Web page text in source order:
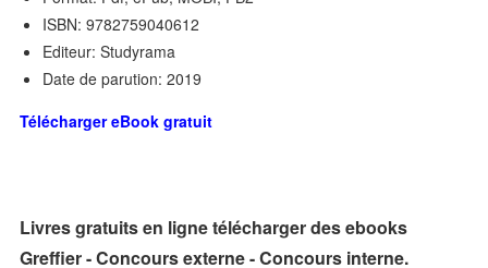
ISBN: 9782759040612
Editeur: Studyrama
Date de parution: 2019
Télécharger eBook gratuit
Livres gratuits en ligne télécharger des ebooks
Greffier - Concours externe - Concours interne.